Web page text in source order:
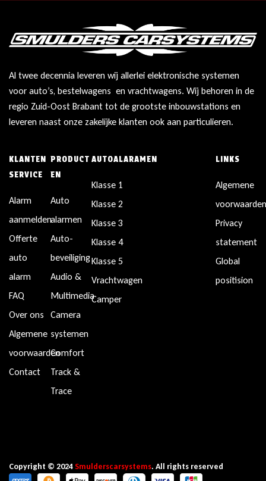
Al twee decennia leveren wij allerlei elektronische systemen
voor auto’s, bestelwagens en vrachtwagens. Wij behoren in de
regio Zuid-Oost Brabant tot de grootste inbouwstations en
leveren naast onze zakelijke klanten ook aan particulieren.
KLANTEN
SERVICE
Alarm
aanmelden
Offerte
auto
alarm
FAQ
Over ons
Algemene
voorwaarden
Contact
PRODUCT
EN
Auto
alarmen
Auto-
beveiliging
Audio &
Multimedia
Camera
systemen
Comfort
Track &
Trace
AUTOALARAMEN
Klasse 1
Klasse 2
Klasse 3
Klasse 4
Klasse 5
Vrachtwagen
Camper
LINKS
Algemene
Privacy
statement
Global
positision
Copyright © 2024Smulderscarsystems. All rights reserved